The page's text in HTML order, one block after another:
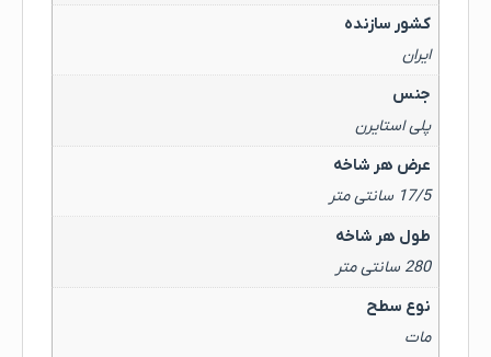
کشور سازنده
ایران
جنس
پلی استایرن
عرض هر شاخه
17/5 سانتی متر
طول هر شاخه
280 سانتی متر
نوع سطح
مات